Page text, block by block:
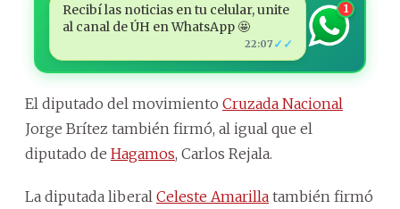
Recibí las noticias en tu celular, unite
al canal de ÚH en WhatsApp 🤩
22:07 ✓✓
1
El diputado del movimiento Cruzada Nacional
Jorge Brítez también firmó, al igual que el
diputado de Hagamos, Carlos Rejala.
La diputada liberal Celeste Amarilla también firmó